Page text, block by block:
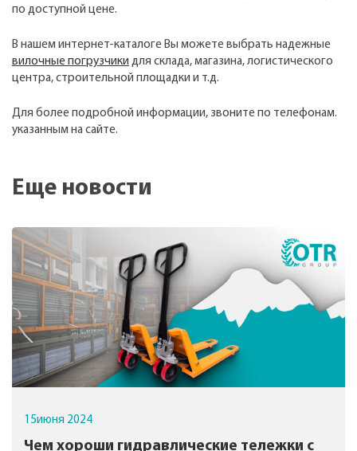
по доступной цене.
В нашем интернет-каталоге Вы можете выбрать надежные
вилочные погрузчики для склада, магазина, логистического
центра, строительной площадки и т.д.
Для более подробной информации, звоните по телефонам.
указанным на сайте.
Еще новости
15июня 2024
Чем хороши гидравлические тележки с